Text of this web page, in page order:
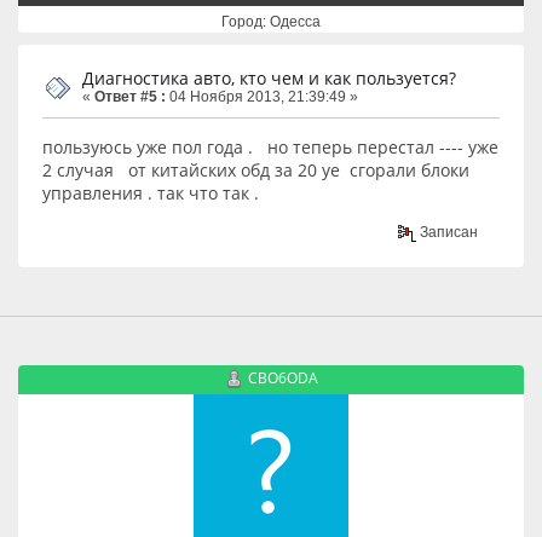
Город: Одесса
Диагностика авто, кто чем и как пользуется?
« Ответ #5 : 04 Ноября 2013, 21:39:49 »
пользуюсь уже пол года . но теперь перестал ---- уже
2 случая от китайских обд за 20 уе сгорали блоки
управления . так что так .
Записан
CBO6ODA